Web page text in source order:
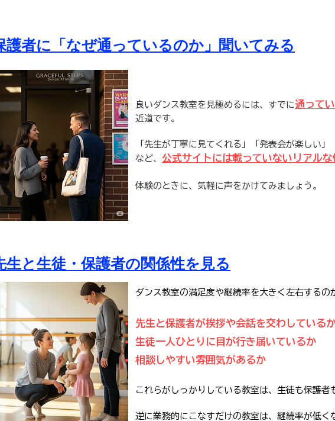
護者に「なぜ通っているのか」聞いてみる
良いダンス教室を見極めるには、すでに通って
近道です。
「先生が丁寧に見てくれる」「発表会が楽しい」
など、 公式サイトには載っていないリアルな
体験のときに、気軽に声をかけてみましょう。
生と生徒・保護者の関係性を見る
ダンス教室の満足度や継続率を大きく左右するの
先生と保護者が挨拶や会話を交わしている
生徒一人ひとりに目が行き届いているか
相談しやすい雰囲気があるか
これらがしっかりしている教室は、生徒も保護者
逆に業務的にこなすだけの教室は、継続率が低く